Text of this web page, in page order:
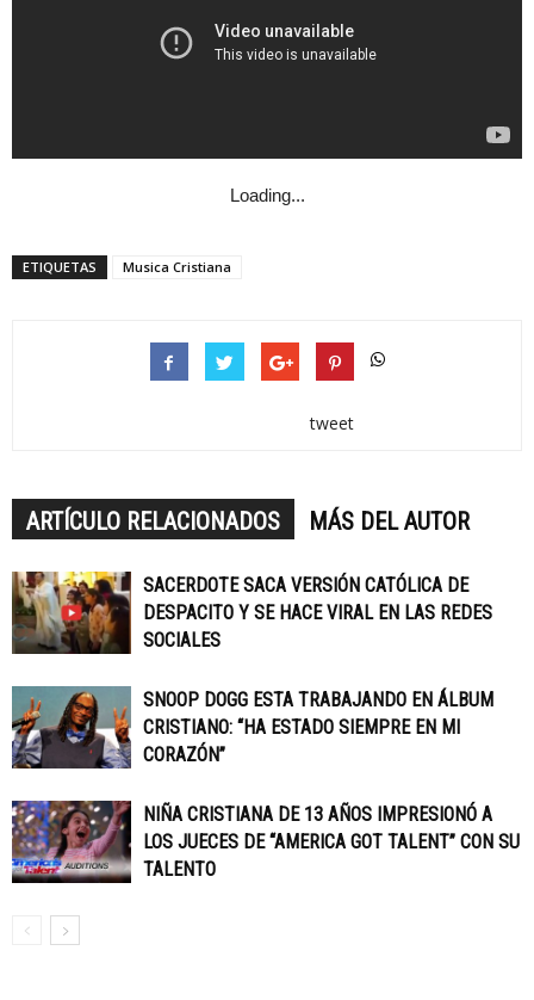
Loading...
ETIQUETAS Musica Cristiana
tweet
ARTÍCULO RELACIONADOS MÁS DEL AUTOR
SACERDOTE SACA VERSIÓN CATÓLICA DE
DESPACITO Y SE HACE VIRAL EN LAS REDES
SOCIALES
SNOOP DOGG ESTA TRABAJANDO EN ÁLBUM
CRISTIANO: “HA ESTADO SIEMPRE EN MI
CORAZÓN”
NIÑA CRISTIANA DE 13 AÑOS IMPRESIONÓ A
LOS JUECES DE “AMERICA GOT TALENT” CON SU
TALENTO